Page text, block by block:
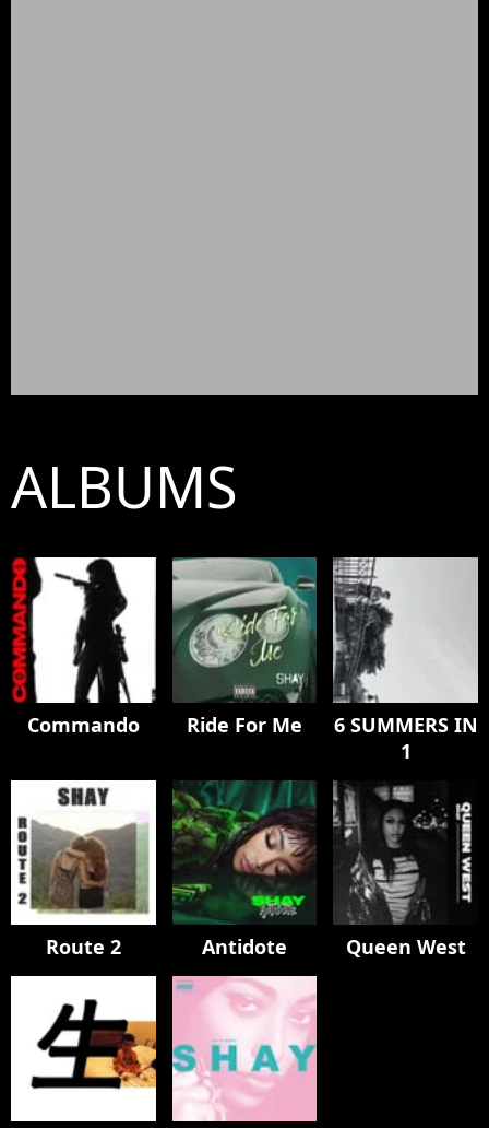
ALBUMS
Commando Ride For Me
6 SUMMERS IN
1
Route 2 Antidote Queen West